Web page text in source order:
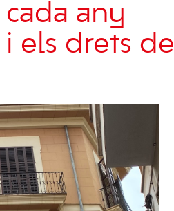
any
els drets de